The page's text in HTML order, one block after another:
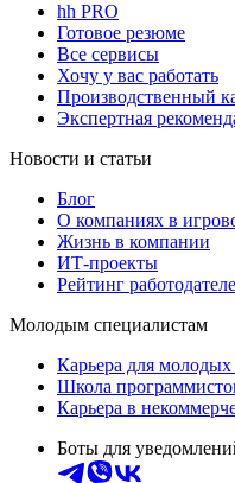
hh PRO
Готовое резюме
Все сервисы
Хочу у вас работать
Производственный
Экспертная
Новости и статьи
Блог
О компаниях в
Жизнь в компании
ИТ-проекты
Рейтинг
Молодым специалистам
Карьера для молодых
Школа
Карьера в
Боты для